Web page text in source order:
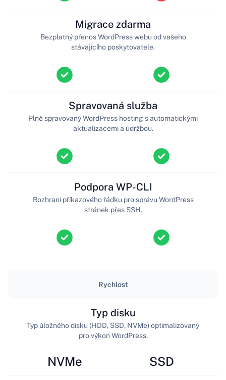
Migrace zdarma
Bezplatný přenos WordPress webu od vašeho
stávajícího poskytovatele.
Spravovaná služba
Plně spravovaný WordPress hosting s automatickými
aktualizacemi a údržbou.
Podpora WP-CLI
Rozhraní příkazového řádku pro správu WordPress
stránek přes SSH.
Rychlost
NVMe
Typ disku
Typ úložného disku (HDD, SSD, NVMe) optimalizovaný
pro výkon WordPress.
SSD